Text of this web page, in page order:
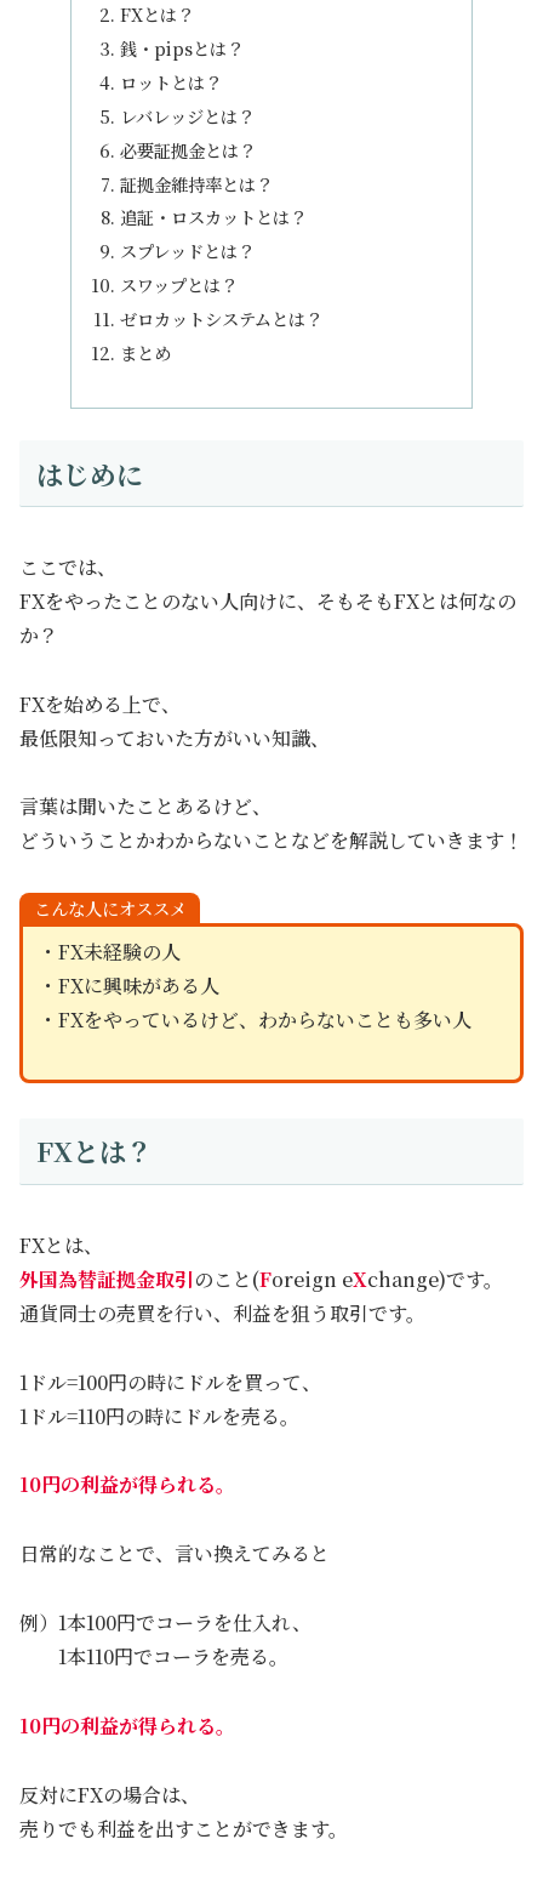
FXとは？
銭・pipsとは？
ロットとは？
レバレッジとは？
必要証拠金とは？
証拠金維持率とは？
追証・ロスカットとは？
スプレッドとは？
スワップとは？
ゼロカットシステムとは？
まとめ
はじめに
ここでは、
FXをやったことのない人向けに、そもそもFXとは何なの
か？
FXを始める上で、
最低限知っておいた方がいい知識、
言葉は聞いたことあるけど、
どういうことかわからないことなどを解説していきます！
こんな人にオススメ
・FX未経験の人
・FXに興味がある人
・FXをやっているけど、わからないことも多い人
FXとは？
FXとは、
外国為替証拠金取引のこと(Foreign eXchange)です。
通貨同士の売買を行い、利益を狙う取引です。
1ドル=100円の時にドルを買って、
1ドル=110円の時にドルを売る。
10円の利益が得られる。
日常的なことで、言い換えてみると
例）1本100円でコーラを仕入れ、
1本110円でコーラを売る。
10円の利益が得られる。
反対にFXの場合は、
売りでも利益を出すことができます。